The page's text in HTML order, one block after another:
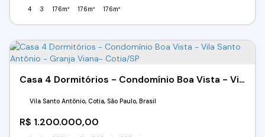
4 3 176m² 176m² 176m²
Casa 4 Dormitórios - Condomínio Boa Vista - Vila Santo Antônio - Granja Viana- Cotia/SP
R$ 1.200.000,00
Vila Santo Antônio, Cotia, São Paulo, Brasil